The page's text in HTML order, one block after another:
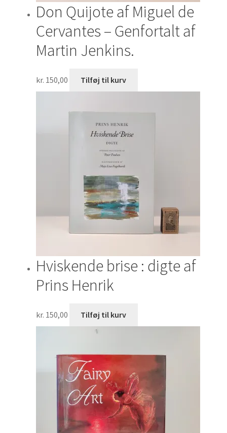
Don Quijote af Miguel de
Cervantes – Genfortalt af
Martin Jenkins.
kr. 150,00 Tilføj til kurv
Hviskende brise : digte af
Prins Henrik
kr. 150,00 Tilføj til kurv